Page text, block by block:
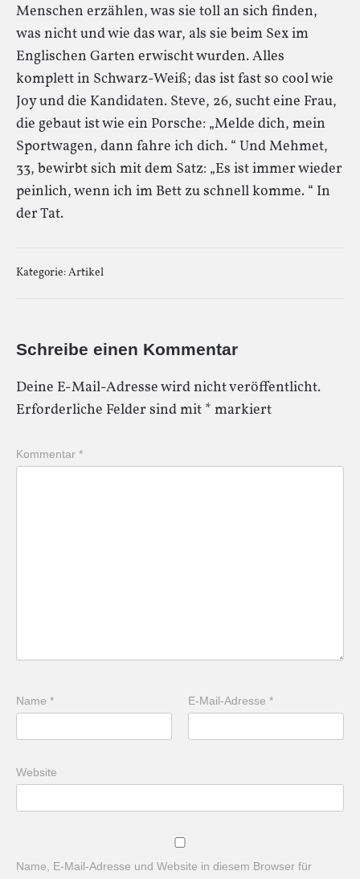
Menschen erzählen, was sie toll an sich finden,
was nicht und wie das war, als sie beim Sex im
Englischen Garten erwischt wurden. Alles
komplett in Schwarz-Weiß; das ist fast so cool wie
Joy und die Kandidaten. Steve, 26, sucht eine Frau,
die gebaut ist wie ein Porsche: „Melde dich, mein
Sportwagen, dann fahre ich dich. “ Und Mehmet,
33, bewirbt sich mit dem Satz: „Es ist immer wieder
peinlich, wenn ich im Bett zu schnell komme. “ In
der Tat.
Kategorie:Artikel
Schreibe einen Kommentar
Deine E-Mail-Adresse wird nicht veröffentlicht.
Erforderliche Felder sind mit * markiert
Kommentar *
Name * E-Mail-Adresse*
Website
Name, E-Mail-Adresse und Website in diesem Browser für